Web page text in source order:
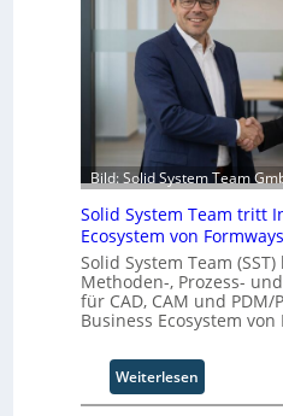
e
r
s
a
A
u
o
m
a
t
i
o
n
O
r
Bild: Solid System Team
Solid System Team tritt
Ecosystem von
Solid System Team
Methoden-, Prozess-
für CAD, CAM und
Business Ecosystem von
Weiterlesen:
S